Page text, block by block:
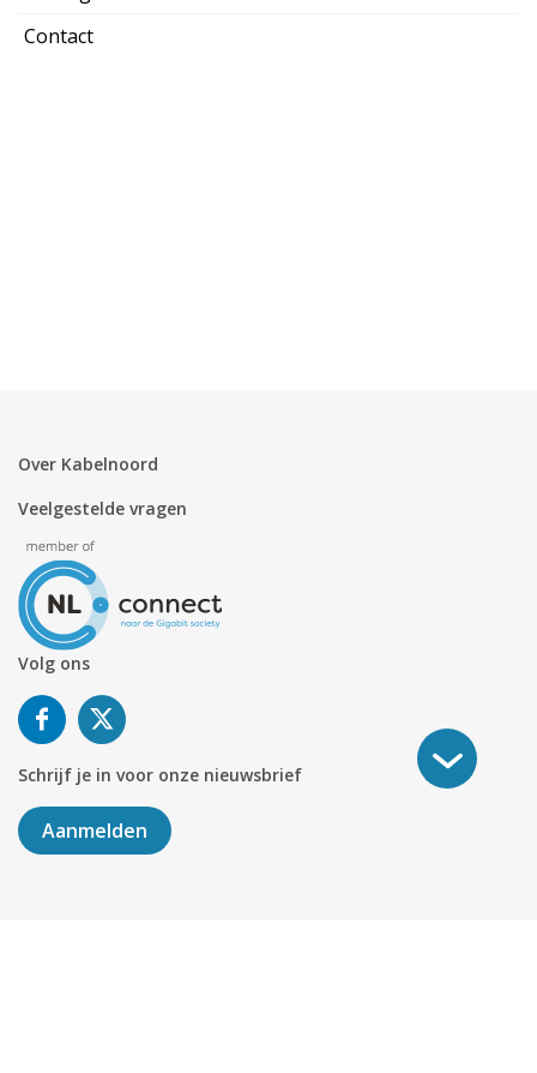
Contact
Over Kabelnoord
Veelgestelde vragen
Volg ons
Schrijf je in voor onze nieuwsbrief
Aanmelden